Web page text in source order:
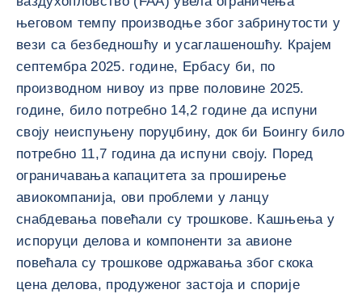
његовом темпу производње због забринутости у
вези са безбедношћу и усаглашеношћу. Крајем
септембра 2025. године, Ербасу би, по
производном нивоу из прве половине 2025.
године, било потребно 14,2 године да испуни
своју неиспуњену поруџбину, док би Боингу било
потребно 11,7 година да испуни своју. Поред
ограничавања капацитета за проширење
авиокомпанија, ови проблеми у ланцу
снабдевања повећали су трошкове. Кашњења у
испоруци делова и компоненти за авионе
повећала су трошкове одржавања због скока
цена делова, продуженог застоја и спорије